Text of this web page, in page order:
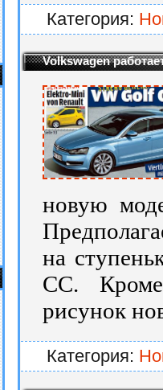
Категория:
Volkswagen
новую
на
CC.
рисунок
Категория: